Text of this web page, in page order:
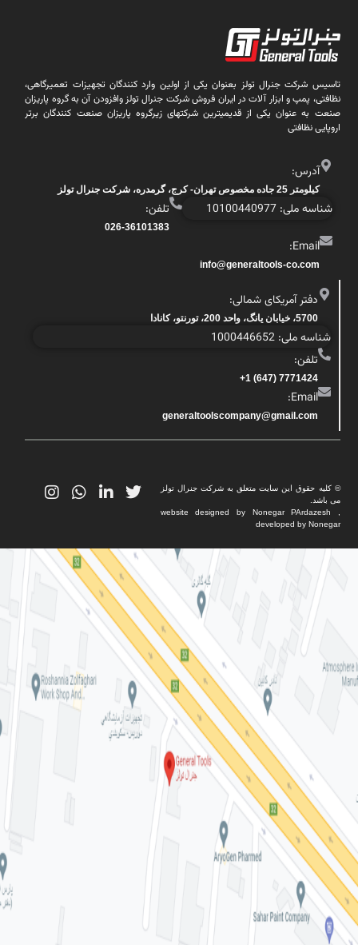
تاسیس شرکت جنرال تولز بعنوان یکی از اولین وارد کنندگان تجهیزات تعمیرگاهی،
نظافتی، پمپ و ابزار آلات در ایران فروش شرکت جنرال تولز وافزودن آن به گروه پاریزان
صنعت به عنوان یکی از قدیمیترین شرکتهای زیرگروه پاریزان صنعت کنندگان برتر
اروپایی نظافتی
آدرس:
کیلومتر 25 جاده مخصوص تهران- کرج، گرمدره، شرکت جنرال تولز
شناسه ملی: 10100440977 تلفن:
026-36101383
Email:
info@generaltools-co.com
دفتر آمریکای شمالی:
5700، خیابان یانگ، واحد 200، تورنتو، کانادا
شناسه ملی: 1000446652
تلفن:
7771424 (647) 1+
Email:
generaltoolscompany@gmail.com
© کلیه حقوق این سایت متعلق به شرکت جنرال تولز
می باشد.
website designed by Nonegar PArdazesh ,
developed by Nonegar